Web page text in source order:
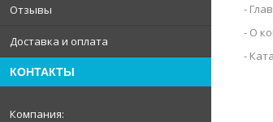
Отзывы
Доставка и оплата
КОНТАКТЫ
О